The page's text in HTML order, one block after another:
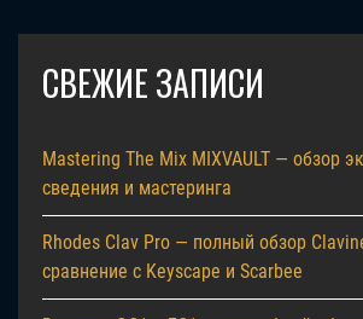
СВЕЖИЕ ЗАПИСИ
Mastering The Mix MIXVAULT — обзор
сведения и мастеринга
Rhodes Clav Pro — полный обзор
сравнение с Keyscape и Scarbee